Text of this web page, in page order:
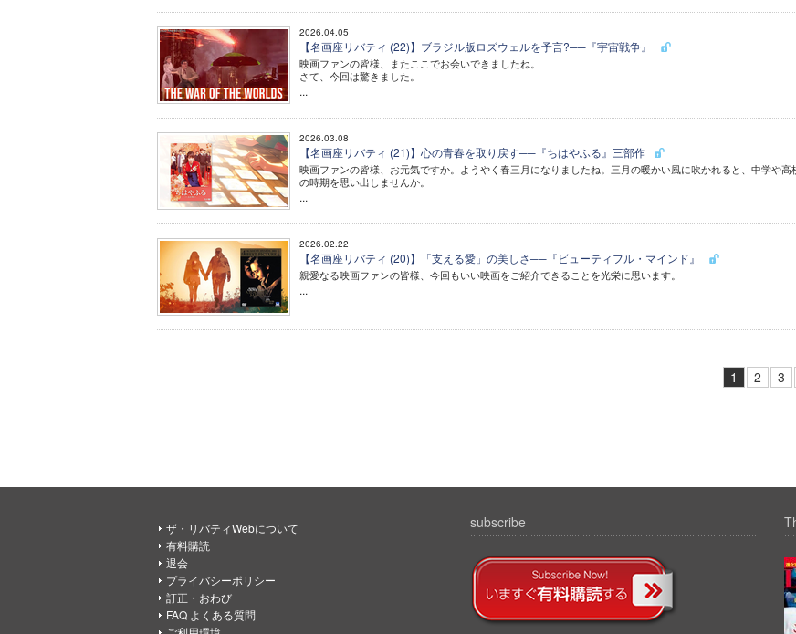
2026.04.05
【名画座リバティ (22)】ブラジル版ロズウェルを予言?──『宇宙戦争』
映画ファンの皆様、またここでお会いできましたね。
さて、今回は驚きました。
...
2026.03.08
【名画座リバティ (21)】心の青春を取り戻す──『ちはやふる』三部作
映画ファンの皆様、お元気ですか。ようやく春三月になりましたね。三月の暖かい風に吹かれると、中学や高
の時期を思い出しませんか。
...
2026.02.22
【名画座リバティ (20)】「支える愛」の美しさ──『ビューティフル・マインド』
親愛なる映画ファンの皆様、今回もいい映画をご紹介できることを光栄に思います。
...
1 2 3
ザ・リバティWebについて
有料購読
退会
プライバシーポリシー
訂正・おわび
FAQ よくある質問
subscribe